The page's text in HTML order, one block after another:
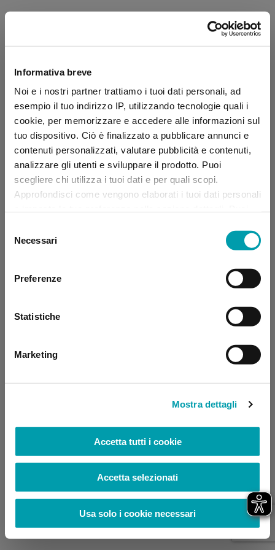
Informativa breve
Noi e i nostri partner trattiamo i tuoi dati personali, ad
esempio il tuo indirizzo IP, utilizzando tecnologie quali i
cookie, per memorizzare e accedere alle informazioni sul
tuo dispositivo. Ciò è finalizzato a pubblicare annunci e
contenuti personalizzati, valutare pubblicità e contenuti,
analizzare gli utenti e sviluppare il prodotto. Puoi
scegliere chi utilizza i tuoi dati e per quali scopi.
Approfondisci come vengono elaborati i tuoi dati personali
momento dalla Dichiarazione sui “
delNecessari
Preferenze
Statistiche
Marketing
Mostra dettagli
Accetta tutti i cookie
Accetta selezionati
Usa solo i cookie necessari
Application error: a client-side exception has occurred (see the
browser console for more information)